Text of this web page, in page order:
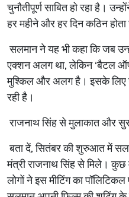
चुनौतीपूर्ण साबित हो रहा है।
हर महीने और हर दिन कठिन होता
सलमान ने यह भी कहा कि जब
एक्शन अलग था, लेकिन ‘बैटल ऑफ
मुश्किल और अलग है। इसके लिए
रही है।
राजनाथ सिंह से मुलाकात और
बता दें, सितंबर की शुरुआत में
मंत्री राजनाथ सिंह से मिले। कुछ
लोगों ने इस मीटिंग का